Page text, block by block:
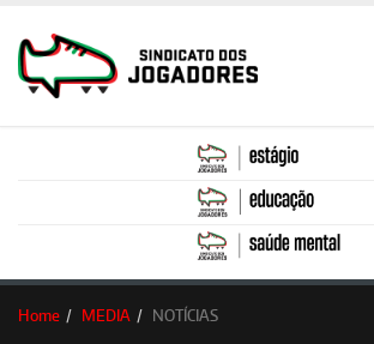
Home MEDIA NOTÍCIAS